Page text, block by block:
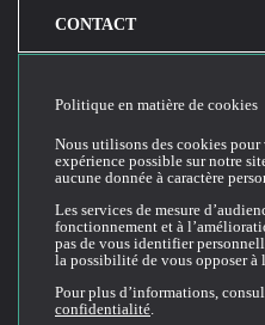
CONTACT
Conditions générales d'utilisation
Politique de confidentialité
Politique de cookies
Conditions Générales de Vente et
Politique en matière de cookies
Nous utilisons des cookies
expérience possible sur notre
aucune donnée à caractère
Les services de mesure
fonctionnement et à
pas de vous identifier
la possibilité de vous opposer à
Pour plus d’informations,
confidentialité.